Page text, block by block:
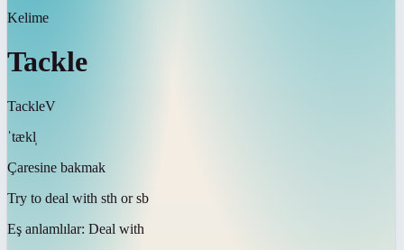
Kelime
Tackle
TackleV
ˈtækl̩
Çaresine bakmak
Try to deal with sth or sb
Eş anlamlılar: Deal with